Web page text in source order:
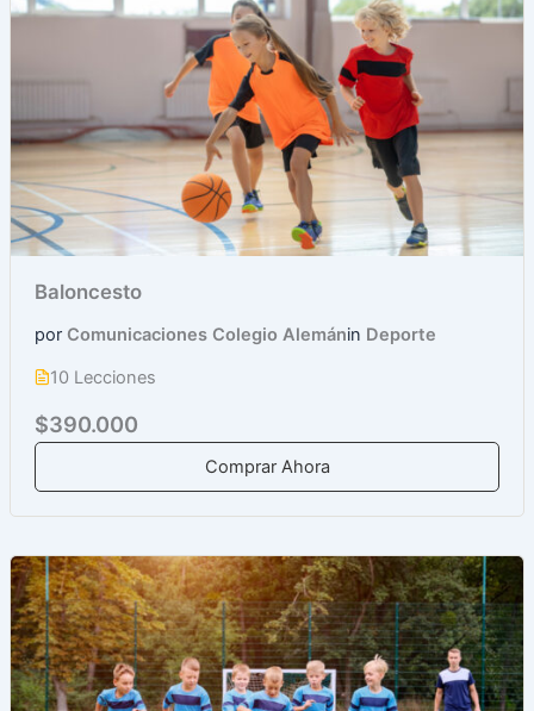
Baloncesto
por Comunicaciones Colegio Alemánin Deporte
10 Lecciones
$390.000
Comprar Ahora